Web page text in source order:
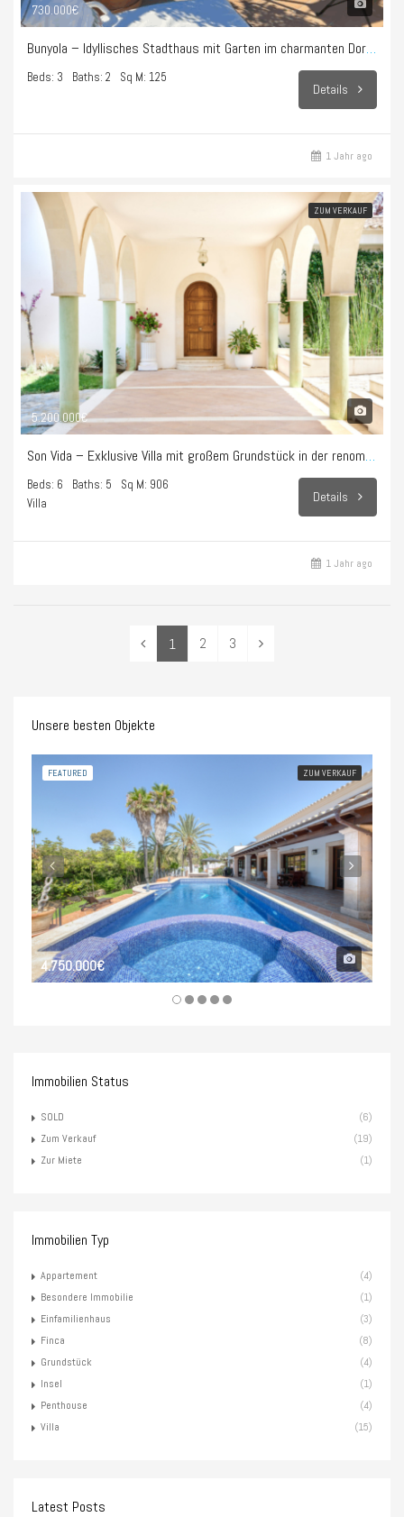
730.000€
Bunyola – Idyllisches Stadthaus mit Garten im charmanten Dorf Bunyola
Beds: 3 Baths: 2 Sq M: 125
Details
1 Jahr ago
ZUM VERKAUF
5.200.000€
Son Vida – Exklusive Villa mit großem Grundstück in der renommierten Gegend von Son Vida.
Beds: 6 Baths: 5
Sq M: 906
Villa
Details
1 Jahr ago
1 2 3
Unsere besten Objekte
FEATURED ZUM VERKAUF
4.750.000€
Immobilien Status
SOLD
(6)
Zum Verkauf
(19)
Zur Miete
(1)
Immobilien Typ
Appartement
(4)
Besondere Immobilie
(1)
Einfamilienhaus
(3)
Finca
(8)
Grundstück
(4)
Insel
(1)
Penthouse
(4)
Villa
(15)
Latest Posts